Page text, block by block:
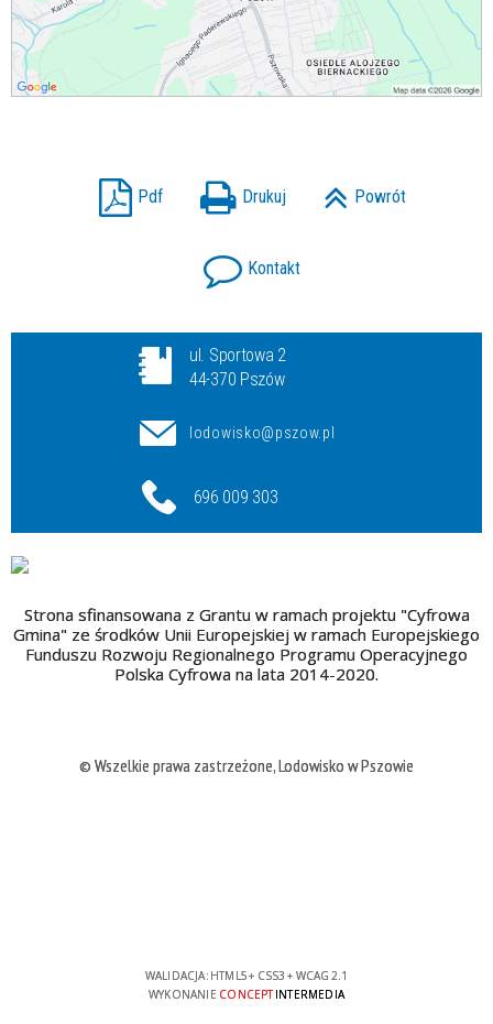
Pdf Drukuj Powrót
Kontakt
ul. Sportowa 2
44-370 Pszów
lodowisko@pszow.pl
696 009 303
Strona sfinansowana z Grantu w ramach projektu "Cyfrowa
Gmina" ze środków Unii Europejskiej w ramach Europejskiego
Funduszu Rozwoju Regionalnego Programu Operacyjnego
Polska Cyfrowa na lata 2014-2020.
© Wszelkie prawa zastrzeżone, Lodowisko w Pszowie
WALIDACJA: HTML5+ CSS3 + WCAG 2.1
WYKONANIE CONCEPTINTERMEDIA